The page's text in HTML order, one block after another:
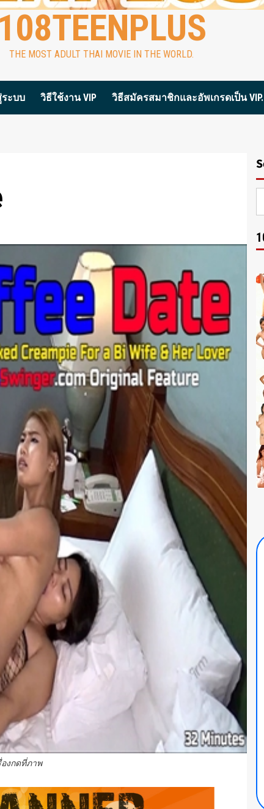
108TEENPLUS
THE MOST ADULT THAI MOVIE IN THE WORLD.
ระบบ วิธีใช้งาน VIP วิธีสมัครสมาชิกและอัพเกรดเป็น VIP.
งกดที่ภาพ